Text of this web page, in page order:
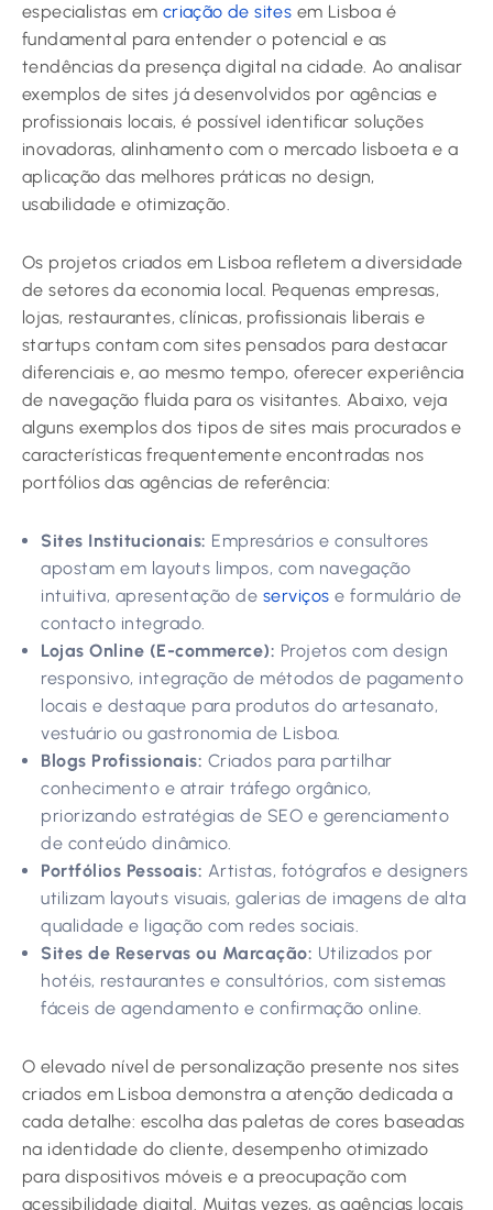
especialistas em criação de sites em Lisboa é
fundamental para entender o potencial e as
tendências da presença digital na cidade. Ao analisar
exemplos de sites já desenvolvidos por agências e
profissionais locais, é possível identificar soluções
inovadoras, alinhamento com o mercado lisboeta e a
aplicação das melhores práticas no design,
usabilidade e otimização.
Os projetos criados em Lisboa refletem a diversidade
de setores da economia local. Pequenas empresas,
lojas, restaurantes, clínicas, profissionais liberais e
startups contam com sites pensados para destacar
diferenciais e, ao mesmo tempo, oferecer experiência
de navegação fluida para os visitantes. Abaixo, veja
alguns exemplos dos tipos de sites mais procurados e
características frequentemente encontradas nos
portfólios das agências de referência:
Sites Institucionais: Empresários e consultores
apostam em layouts limpos, com navegação
intuitiva, apresentação de serviços e formulário de
contacto integrado.
Lojas Online (E-commerce): Projetos com design
responsivo, integração de métodos de pagamento
locais e destaque para produtos do artesanato,
vestuário ou gastronomia de Lisboa.
Blogs Profissionais: Criados para partilhar
conhecimento e atrair tráfego orgânico,
priorizando estratégias de SEO e gerenciamento
de conteúdo dinâmico.
Portfólios Pessoais: Artistas, fotógrafos e designers
utilizam layouts visuais, galerias de imagens de alta
qualidade e ligação com redes sociais.
Sites de Reservas ou Marcação: Utilizados por
hotéis, restaurantes e consultórios, com sistemas
fáceis de agendamento e confirmação online.
O elevado nível de personalização presente nos sites
criados em Lisboa demonstra a atenção dedicada a
cada detalhe: escolha das paletas de cores baseadas
na identidade do cliente, desempenho otimizado
para dispositivos móveis e a preocupação com
acessibilidade digital. Muitas vezes, as agências locais